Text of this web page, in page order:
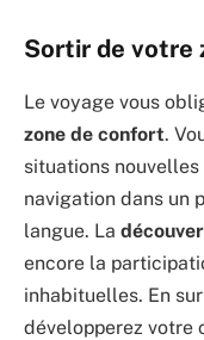
Sortir de votre
Le voyage vous
zone de confort.
situations
navigation dans un
langue. La
encore la
inhabituelles. En
développerez votre